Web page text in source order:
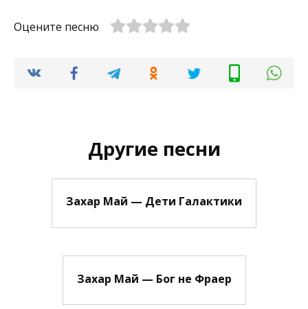
Оцените песню
Другие песни
Захар Май — Дети Галактики
Захар Май — Бог не Фраер